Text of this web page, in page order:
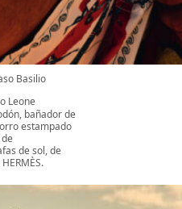
Basilio
Leone
bañador de
estampado
de sol, de